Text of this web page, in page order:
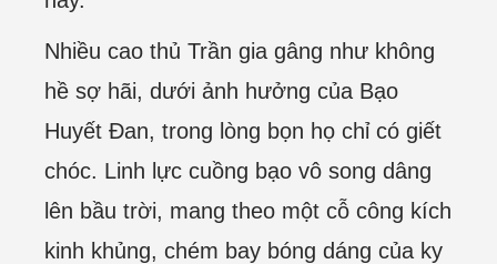
Nhiều cao thủ Trần gia gâng như không
hề sợ hãi, dưới ảnh hưởng của Bạo
Huyết Đan, trong lòng bọn họ chỉ có giết
chóc. Linh lực cuồng bạo vô song dâng
lên bầu trời, mang theo một cỗ công kích
kinh khủng, chém bay bóng dáng của ky